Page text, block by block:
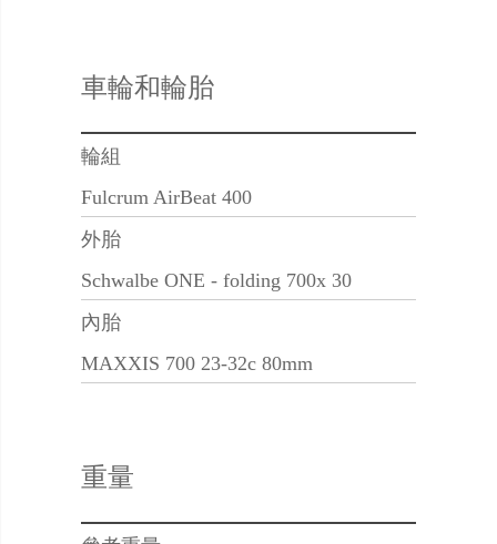
車輪和輪胎
輪組
Fulcrum AirBeat 400
外胎
Schwalbe ONE - folding 700x 30
內胎
MAXXIS 700 23-32c 80mm
重量